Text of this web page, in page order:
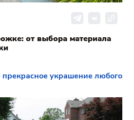
от выбора материала
украшение любого